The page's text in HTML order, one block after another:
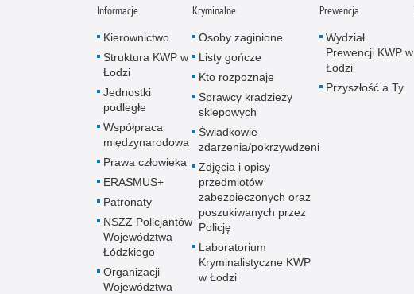
Informacje
Kierownictwo
Struktura KWP w
Łodzi
Jednostki
podległe
Współpraca
międzynarodowa
Prawa człowieka
ERASMUS+
Patronaty
NSZZ Policjantów
Województwa
Łódzkiego
Organizacji
Województwa
Kryminalne
Osoby zaginione
Listy gończe
Kto rozpoznaje
Sprawcy kradzieży
sklepowych
Świadkowie
zdarzenia/pokrzywdzeni
Zdjęcia i opisy
przedmiotów
zabezpieczonych oraz
poszukiwanych przez
Policję
Laboratorium
Kryminalistyczne KWP
w Łodzi
Prewencja
Wydział
Prewencji KWP w
Łodzi
Przyszłość a Ty